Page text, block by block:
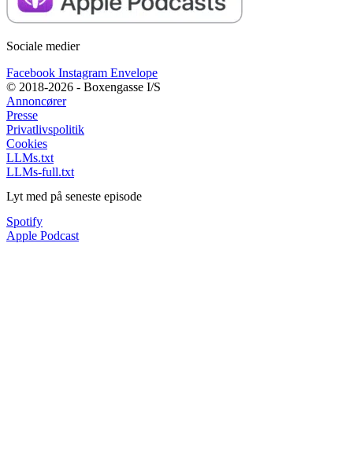
Sociale medier
Facebook Instagram Envelope
© 2018-2026 - Boxengasse I/S
Annoncører
Presse
Privatlivspolitik
Cookies
LLMs.txt
LLMs-full.txt
Lyt med på seneste episode
Spotify
Apple Podcast